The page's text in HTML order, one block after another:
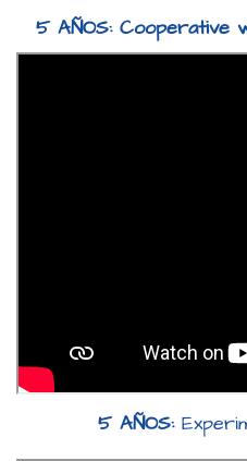
5 AÑOS: Cooperative
5 AÑOS: